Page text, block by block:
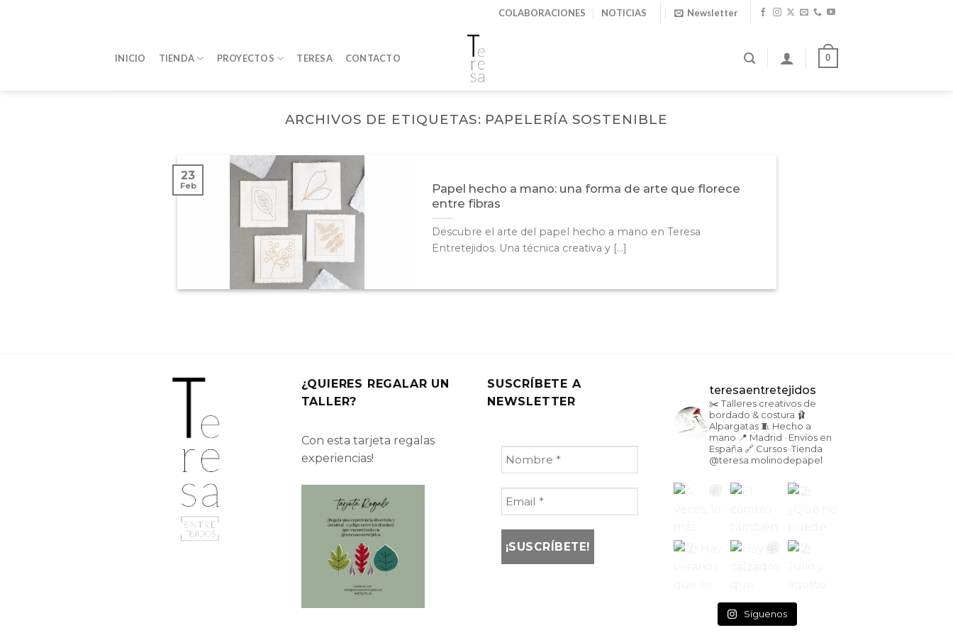
COLABORACIONES NOTICIAS Newsletter
INICIO TIENDA PROYECTOS TERESA CONTACTO 0
ARCHIVOS DE ETIQUETAS: PAPELERÍA SOSTENIBLE
Papel hecho a mano: una forma de arte que florece
entre fibras
Descubre el arte del papel hecho a mano en Teresa
Entretejidos. Una técnica creativa y [...]
23
Feb
¿QUIERES REGALAR UN
TALLER?
Con esta tarjeta regalas
experiencias!
SUSCRÍBETE A
NEWSLETTER
teresaentretejidos
✂️ Talleres creativos de
bordado & costura 🩰
Alpargatas🧵 Hecho a
mano 📍 Madrid · Envíos en
España 🔗 Cursos ·Tienda
@teresa.molinodepapel
Síguenos